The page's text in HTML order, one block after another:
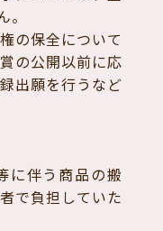
保全について
の公開以前に応
出願を行うなど
伴う商品の搬
で負担していた